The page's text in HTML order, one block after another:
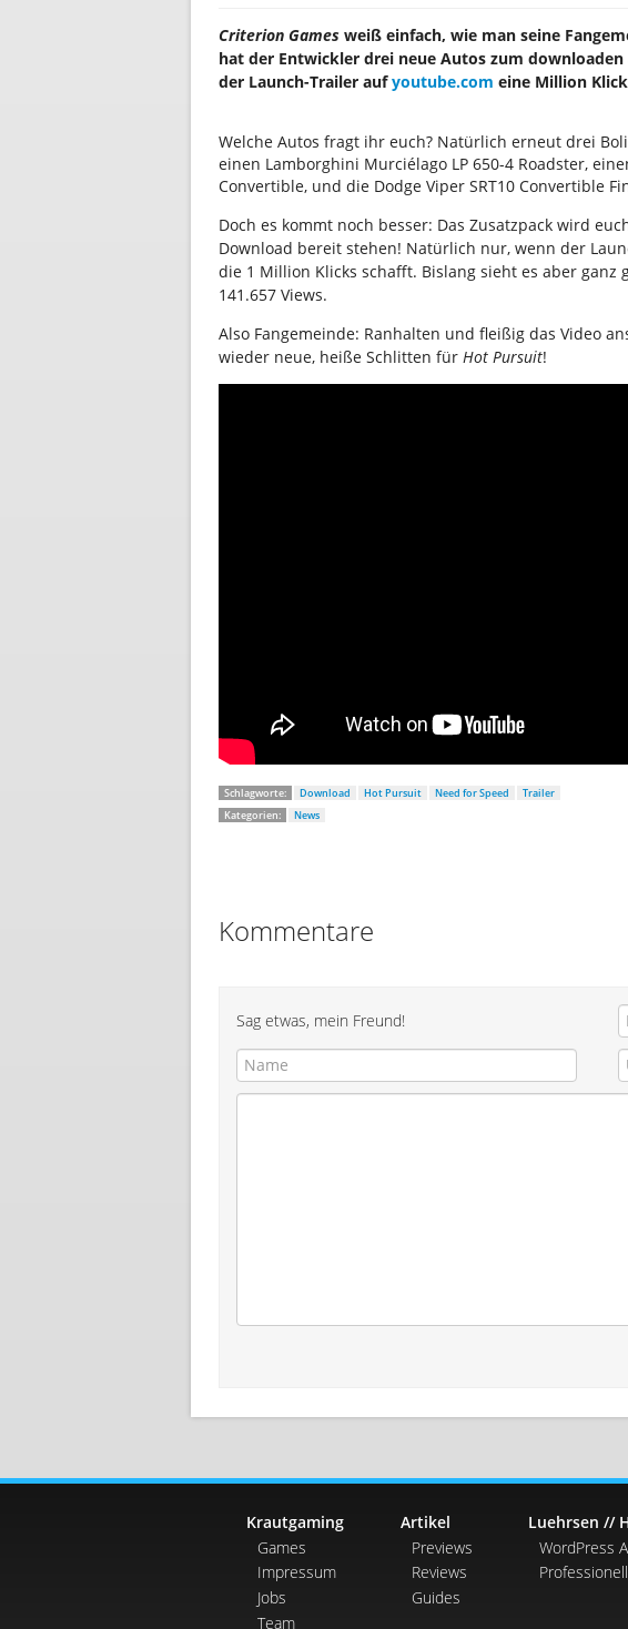
Criterion Games weiß einfach, wie man seine
hat der Entwickler drei neue Autos zum
der Launch-Trailer aufyoutube.com eine Million
Welche Autos fragt ihr euch? Natürlich erneut drei
einen Lamborghini Murciélago LP 650-4 Roadster,
Convertible, und die Dodge Viper SRT10 Convertible
Doch es kommt noch besser: Das Zusatzpack wird
Download bereit stehen! Natürlich nur, wenn der
die 1 Million Klicks schafft. Bislang sieht es aber ganz
141.657 Views.
Also Fangemeinde: Ranhalten und fleißig das Video
wieder neue, heiße Schlitten für Hot Pursuit!
Schlagworte: Download Hot Pursuit Need for Speed
Trailer
Kategorien:
News
Kommentare
Sag etwas, mein Freund!
Krautgaming
Games
Impressum
Jobs
Team
Artikel
Previews
Reviews
Guides
Luehrsen //
WordPress